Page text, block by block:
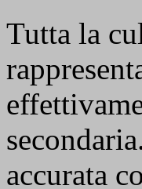
Tutta la
accurata